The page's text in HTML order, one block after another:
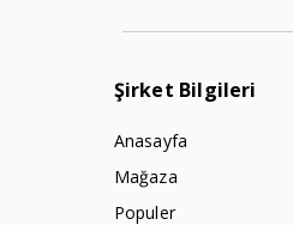
Şirket Bilgileri
Anasayfa
Mağaza
Populer